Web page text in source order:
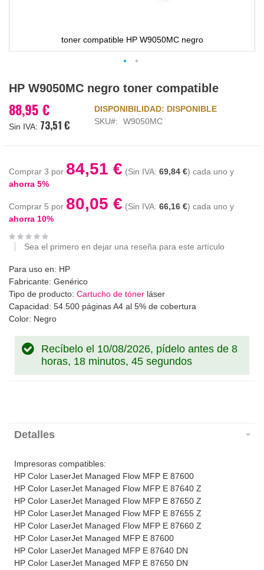
toner compatible HP W9050MC negro
al
de
la
HP W9050MC negro toner compatible
88,95 €
73,51 €
DISPONIBILIDAD: DISPONIBLE
SKU
W9050MC
Comprar 3 por 84,51 € 69,84 € cada uno y
ahorra 5%
Comprar 5 por 80,05 € 66,16 € cada uno y
ahorra 10%
Sea el primero en dejar una reseña para este artículo
Para uso en: HP
Fabricante: Genérico
Tipo de producto: Cartucho de tóner láser
Capacidad: 54.500 páginas A4 al 5% de cobertura
Color: Negro
Recíbelo el 10/08/2026, pídelo antes de 8
horas, 18 minutos, 45 segundos
Detalles
Impresoras compatibles:
HP Color LaserJet Managed Flow MFP E 87600
HP Color LaserJet Managed Flow MFP E 87640 Z
HP Color LaserJet Managed Flow MFP E 87650 Z
HP Color LaserJet Managed Flow MFP E 87655 Z
HP Color LaserJet Managed Flow MFP E 87660 Z
HP Color LaserJet Managed MFP E 87600
HP Color LaserJet Managed MFP E 87640 DN
HP Color LaserJet Managed MFP E 87650 DN